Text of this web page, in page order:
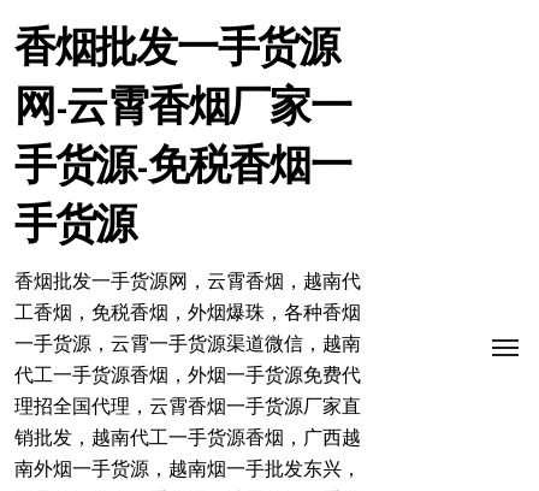
转香烟批发一手货源
网-云霄香烟厂家一
手货源-免税香烟一
手货源
香烟批发一手货源网，云霄香烟，越南代
工香烟，免税香烟，外烟爆珠，各种香烟
一手货源，云霄一手货源渠道微信，越南
代工一手货源香烟，外烟一手货源免费代
理招全国代理，云霄香烟一手货源厂家直
销批发，越南代工一手货源香烟，广西越
南外烟一手货源，越南烟一手批发东兴，